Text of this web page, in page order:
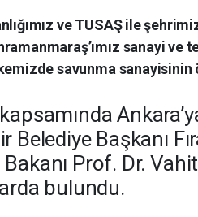
ve TUSAŞ ile
sanayi
savunma
Belediye Başkanı
Prof. Dr.
bulundu.